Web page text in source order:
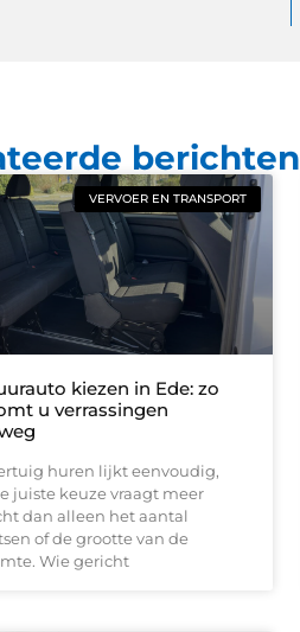
berichten
VERVOER EN TRANSPORT
kiezen in Ede: zo
u verrassingen
huren lijkt eenvoudig,
juiste keuze vraagt meer
dan alleen het aantal
of de grootte van de
Wie gericht